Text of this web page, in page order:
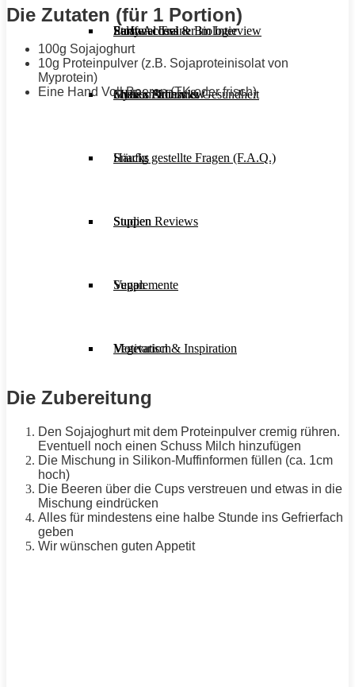
Stoffwechsel & Biologie
Frauen Fitness & Gesundheit
Häufig gestellte Fragen (F.A.Q.)
Studien Reviews
Supplemente
Motivation & Inspiration
Salate
Shakes & Drinks
Snacks
Suppen
Vegan
Vegetarisch
Personal Trainer im Interview
Gym im Interview
Early Access
MHRx Archiv
Die Zutaten (für 1 Portion)
100g Sojajoghurt
10g Proteinpulver (z.B. Sojaproteinisolat von
Myprotein)
Eine Hand Voll Beeren (TK oder frisch)
Die Zubereitung
Den Sojajoghurt mit dem Proteinpulver cremig rühren.
Eventuell noch einen Schuss Milch hinzufügen
Die Mischung in Silikon-Muffinformen füllen (ca. 1cm
hoch)
Die Beeren über die Cups verstreuen und etwas in die
Mischung eindrücken
Alles für mindestens eine halbe Stunde ins Gefrierfach
geben
Wir wünschen guten Appetit